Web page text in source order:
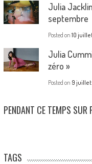
Julia
septembre
Posted on 10
Julia
zéro »
Posted on 9
PENDANT CE TEMPS SUR
TAGS